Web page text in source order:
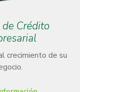
de Crédito
crecimiento de su